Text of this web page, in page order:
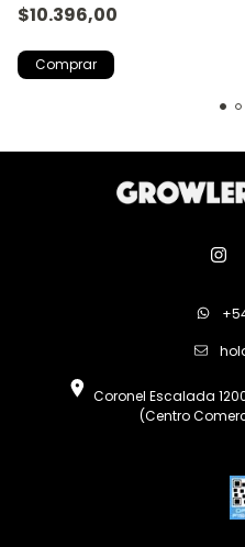
Dulce De Leche
$10.396,00
Coronel Escalada
(Centro